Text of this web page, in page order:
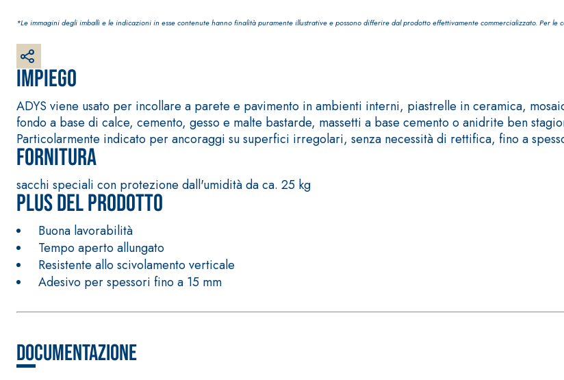
Impiego
ADYS viene usato per incollare a parete e pavimento in ambienti interni, piastrelle in ceramica,
fondo a base di calce, cemento, gesso e malte bastarde, massetti a base cemento o anidrite ben
Particolarmente indicato per ancoraggi su superfici irregolari, senza necessità di rettifica, fino a
Fornitura
sacchi speciali con protezione dall'umidità da ca. 25 kg
Plus del prodotto
Buona lavorabilità
Tempo aperto allungato
Resistente allo scivolamento verticale
Adesivo per spessori fino a 15 mm
*Le immagini degli imballi e le indicazioni in esse contenute hanno finalità puramente illustrative e possono differire dal prodotto effettivamente commercializzato. Per
Documentazione
Sistema RIPRISTINO DEL CALCESTRUZZO
GEOACTIVE R4 40
Malta rapida contenente speciali leganti solfatoresistenti, polimero-
modificata, tixotropica, fibrorinforzata, per la passivazione, riparazione,
rasatura e protezione di strutture in calcestruzzo
FASSAFLOOR
Lisciatura
termica per la